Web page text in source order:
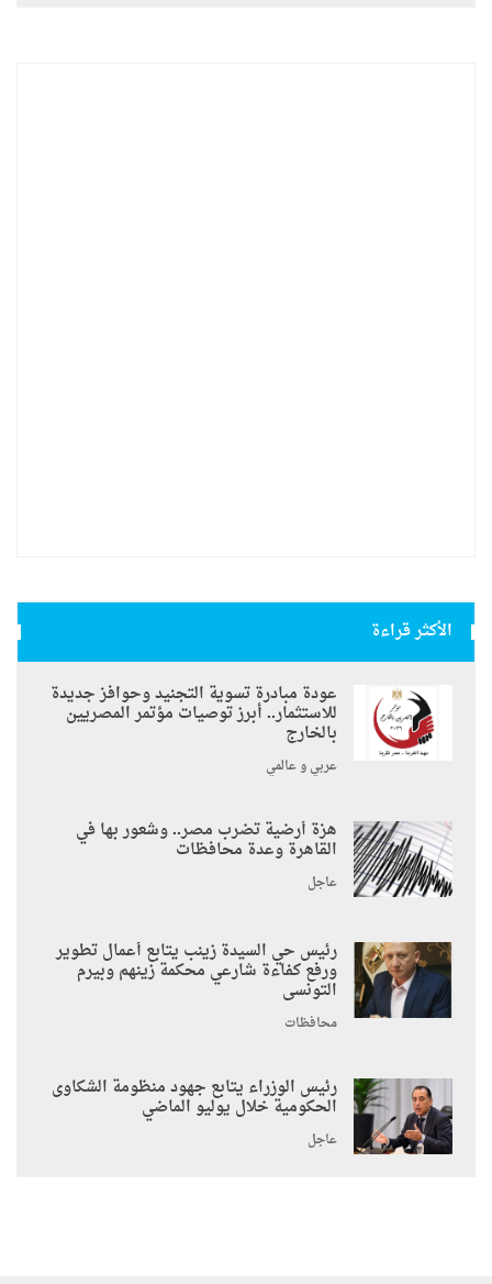
الأكثر قراءة
عودة مبادرة تسوية التجنيد وحوافز جديدة
للاستثمار.. أبرز توصيات مؤتمر المصريين
بالخارج
عربي و عالمي
هزة أرضية تضرب مصر.. وشعور بها في
القاهرة وعدة محافظات
عاجل
رئيس حي السيدة زينب يتابع أعمال تطوير
ورفع كفاءة شارعي محكمة زينهم وبيرم
التونسى
محافظات
رئيس الوزراء يتابع جهود منظومة الشكاوى
الحكومية خلال يوليو الماضي
عاجل